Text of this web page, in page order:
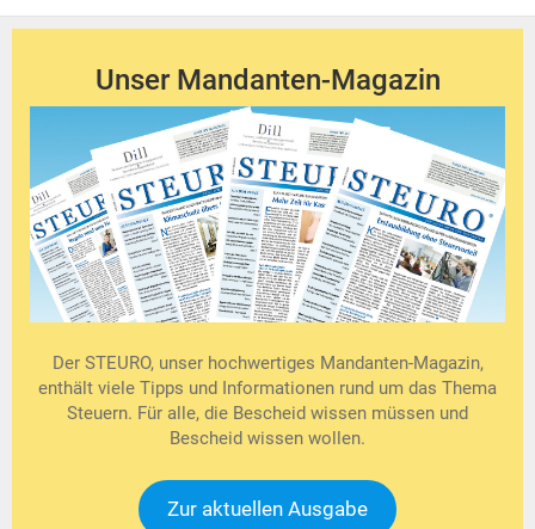
Unser Mandanten-Magazin
Der STEURO, unser hochwertiges Mandanten-Magazin,
enthält viele Tipps und Informationen rund um das Thema
Steuern. Für alle, die Bescheid wissen müssen und
Bescheid wissen wollen.
Zur aktuellen Ausgabe